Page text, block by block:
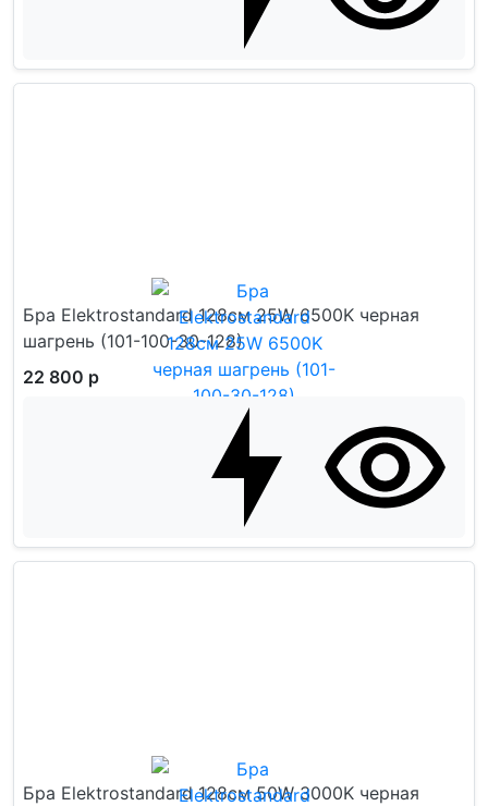
Бра Elektrostandard 128см 25W 6500K черная
шагрень (101-100-30-128)
22 800 р
Бра Elektrostandard 128см 50W 3000K черная